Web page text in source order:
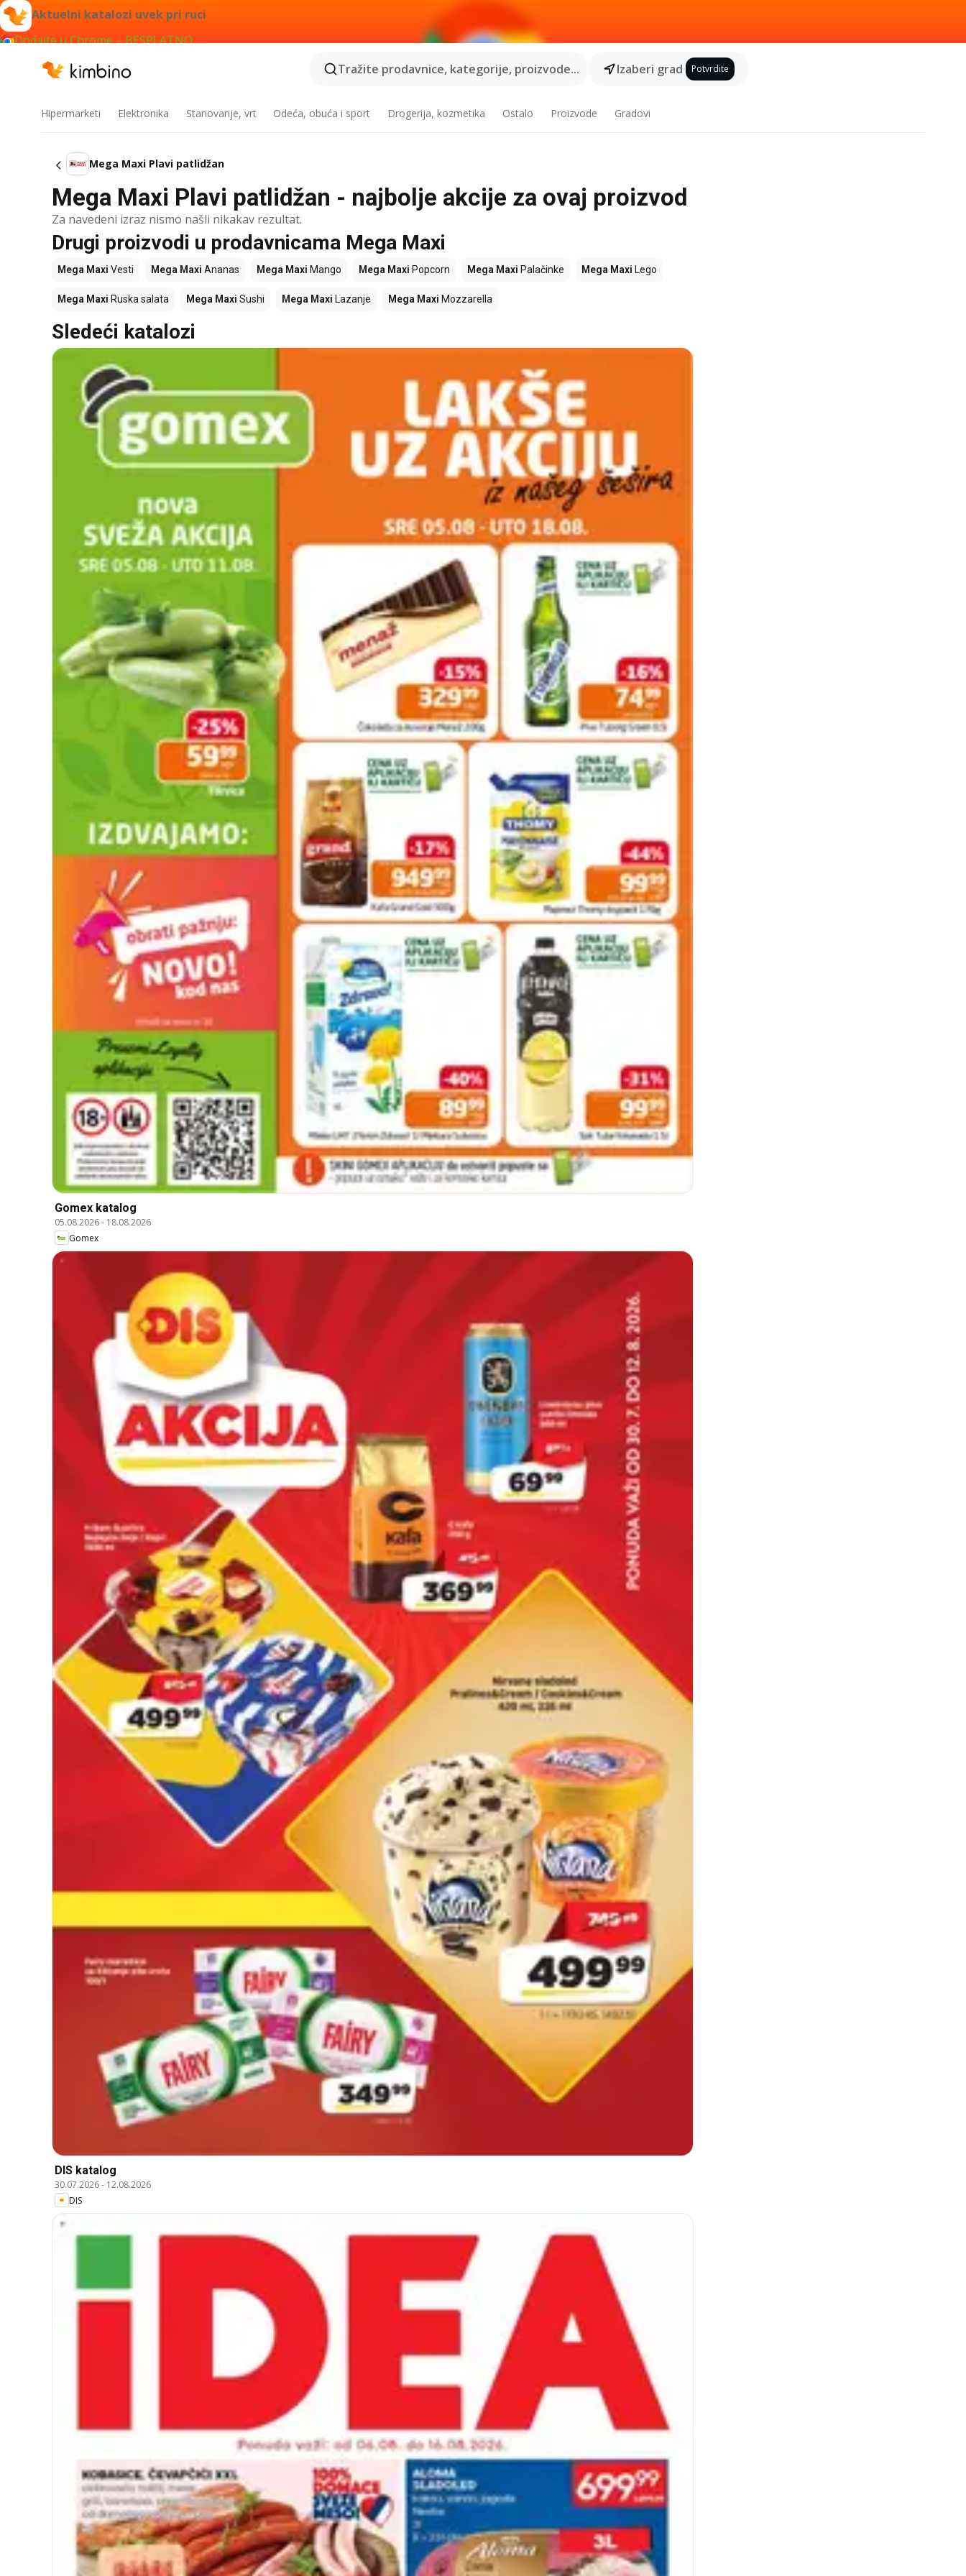
Aktuelni katalozi uvek pri ruci
Dodajte u Chrome – BESPLATNO
Tražite prodavnice, kategorije, proizvode...
Izaberi grad Potvrdite
Hipermarketi Elektronika Stanovanje, vrt Odeća, obuća i sport Drogerija, kozmetika Ostalo Proizvode Gradovi
Mega Maxi Plavi patlidžan
Mega Maxi Plavi patlidžan - najbolje akcije za ovaj proizvod
Za navedeni izraz nismo našli nikakav rezultat.
Drugi proizvodi u prodavnicama Mega Maxi
Mega Maxi Vesti Mega Maxi Ananas Mega Maxi Mango Mega Maxi Popcorn Mega Maxi Palačinke Mega Maxi Lego
Mega Maxi Ruska salata Mega Maxi Sushi Mega Maxi Lazanje Mega Maxi Mozzarella
Sledeći katalozi
Gomex katalog
05.08.2026- 18.08.2026
Gomex
DIS katalog
30.07.2026- 12.08.2026
DIS